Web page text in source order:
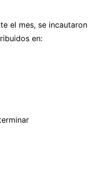
el mes, se incautaron
en: